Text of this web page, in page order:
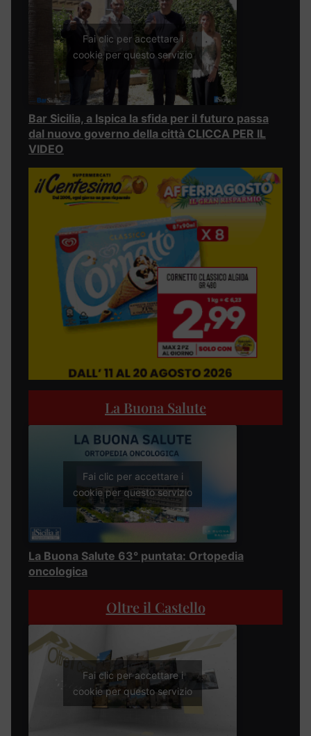
Fai clic per accettare i
cookie per questo servizio
Bar Sicilia, a Ispica la sfida per il futuro passa
dal nuovo governo della città CLICCA PER IL
VIDEO
La Buona Salute
Fai clic per accettare i
cookie per questo servizio
La Buona Salute 63° puntata: Ortopedia
oncologica
Oltre il Castello
Fai clic per accettare i
cookie per questo servizio